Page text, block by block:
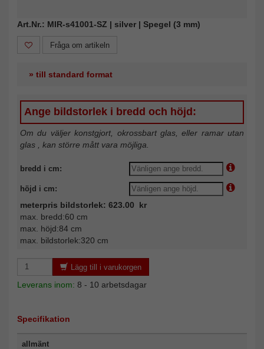
Art.Nr.: MIR-s41001-SZ | silver | Spegel (3 mm)
Fråga om artikeln
» till standard format
Ange bildstorlek i bredd och höjd:
Om du väljer konstgjort, okrossbart glas, eller ramar utan
glas , kan större mått vara möjliga.
bredd i cm:
höjd i cm:
meterpris bildstorlek: 623.00 kr
max. bredd:60 cm
max. höjd:84 cm
max. bildstorlek:320 cm
Lägg till i varukorgen
Leverans inom: 8 - 10 arbetsdagar
Specifikation
allmänt